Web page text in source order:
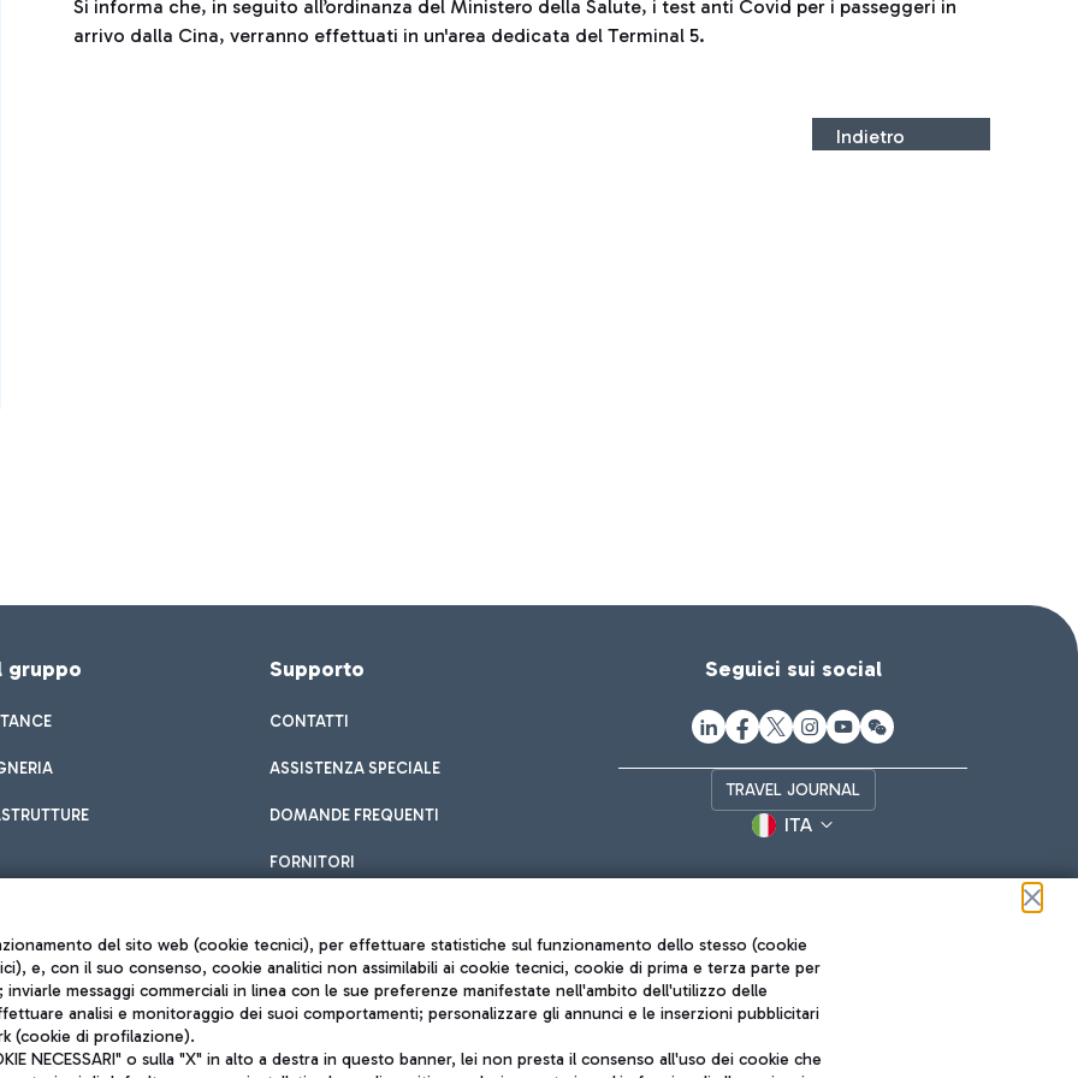
Si informa che, in seguito all’ordinanza del Ministero della Salute, i test anti Covid per i passeggeri in
arrivo dalla Cina, verranno effettuati in un'area dedicata del Terminal 5.
Indietro
gruppo Supporto
CONTATTI
ASSISTENZA SPECIALE
DOMANDE FREQUENTI
FORNITORI
Seguici sui social
TRAVEL JOURNAL
ITA
Note legali
Roma FCO
del sito web (cookie tecnici), per effettuare statistiche sul funzionamento dello stesso (cookie
e, con il suo consenso, cookie analitici non assimilabili ai cookie tecnici, cookie di prima e terza parte per
messaggi commerciali in linea con le sue preferenze manifestate nell'ambito dell'utilizzo delle
analisi e monitoraggio dei suoi comportamenti; personalizzare gli annunci e le inserzioni pubblicitari
(cookie di profilazione).
NECESSARI" o sulla "X" in alto a destra in questo banner, lei non presta il consenso all'uso dei cookie che